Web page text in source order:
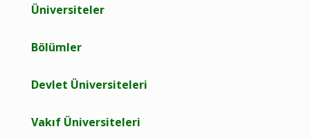
Üniversiteler
Bölümler
Devlet Üniversiteleri
Vakıf Üniversiteleri